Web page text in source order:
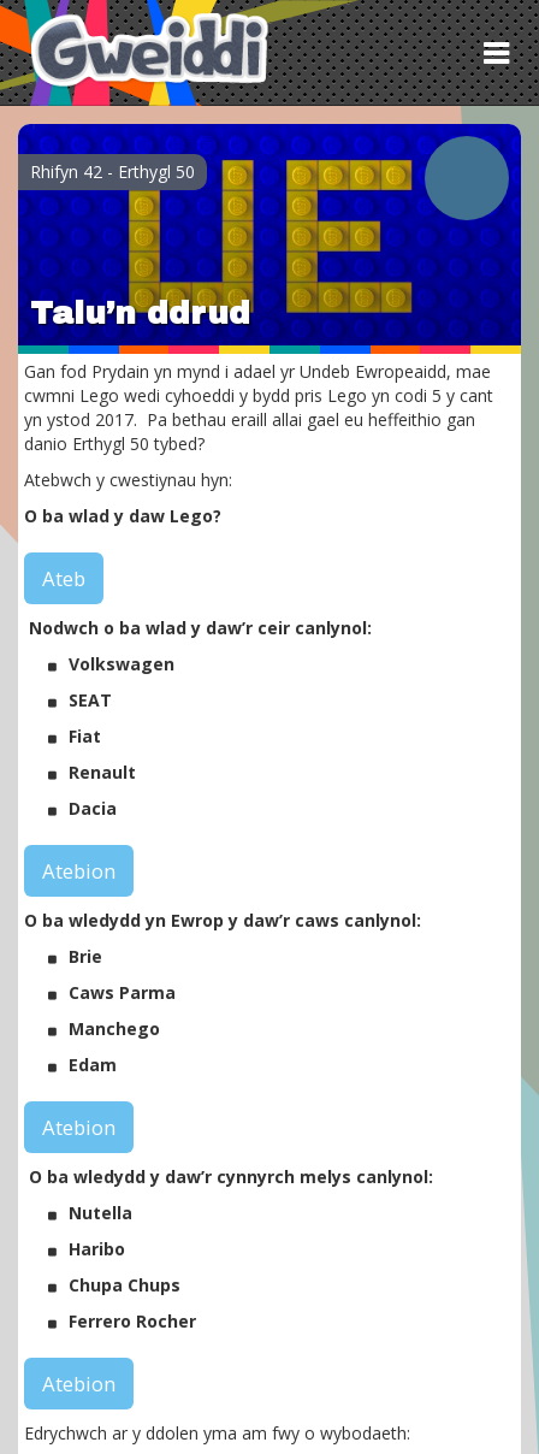
Talu’n ddrud
Rhifyn 42 - Erthygl 50
Gan fod Prydain yn mynd i adael yr Undeb Ewropeaidd, mae
cwmni Lego wedi cyhoeddi y bydd pris Lego yn codi 5 y cant
yn ystod 2017. Pa bethau eraill allai gael eu heffeithio gan
danio Erthygl 50 tybed?
Atebwch y cwestiynau hyn:
O ba wlad y daw Lego?
Ateb
Nodwch o ba wlad y daw’r ceir canlynol:
Volkswagen
SEAT
Fiat
Renault
Dacia
Atebion
O ba wledydd yn Ewrop y daw’r caws canlynol:
Brie
Caws Parma
Manchego
Edam
Atebion
O ba wledydd y daw’r cynnyrch melys canlynol:
Nutella
Haribo
Chupa Chups
Ferrero Rocher
Atebion
Edrychwch ar y ddolen yma am fwy o wybodaeth: